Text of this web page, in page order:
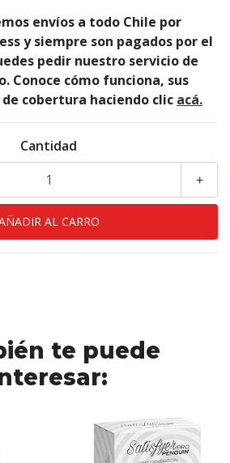
envíos a todo Chile por
y siempre son pagados por el
pedir nuestro servicio de
Conoce cómo funciona, sus
cobertura haciendo clic acá.
Cantidad
+
te puede